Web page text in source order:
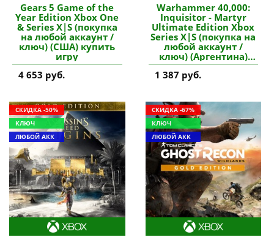
Gears 5 Game of the
Year Edition Xbox One
& Series X|S (покупка
на любой аккаунт /
ключ) (США) купить
игру
4 653 руб.
Warhammer 40,000:
Inquisitor - Martyr
Ultimate Edition Xbox
Series X|S (покупка на
любой аккаунт /
ключ) (Аргентина)
купить игру
1 387 руб.
СКИДКА -50%
КЛЮЧ
ЛЮБОЙ АКК
СКИДКА -67%
КЛЮЧ
ЛЮБОЙ АКК